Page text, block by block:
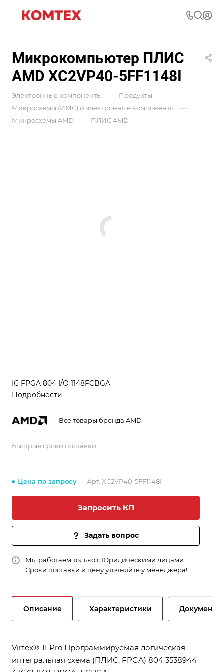
Микрокомпьютер ПЛИС
AMD XC2VP40-5FF1148I
Электронные компоненты — Продукты —
Микросхемы (ИМС) и электронные компоненты —
Микросхемы AMD — ПЛИС AMD
IC FPGA 804 I/O 1148FCBGA
Подробности
Все товары бренда AMD
Быстрые сроки поставки
Цена по запросу Арт. XC2VP40-5FF1148I
Запросить КП
Задать вопрос
Мы работаем только с Юридическими лицами.
Сроки поставки и цену уточняйте у менеджера!
Описание Характеристики Документы
Virtex®-II Pro Программируемая логическая
интегральная схема (ПЛИС, FPGA) 804 3538944